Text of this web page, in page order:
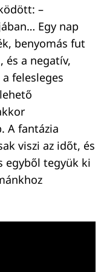
–
Egy nap
benyomás fut
és a negatív,
felesleges
A fantázia
viszi az időt, és
egyből tegyük ki